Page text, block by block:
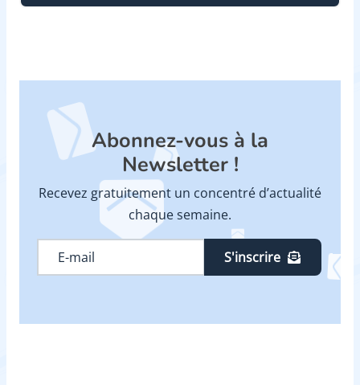
Abonnez-vous à la
Newsletter !
Recevez gratuitement un concentré d’actualité
chaque semaine.
S'inscrire